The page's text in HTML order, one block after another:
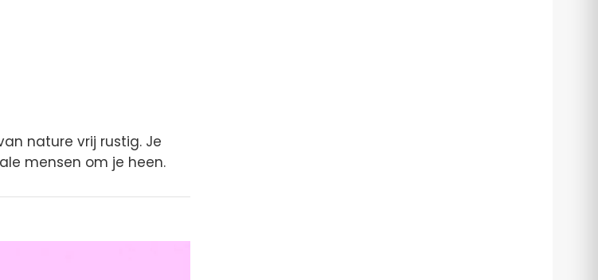
nature vrij rustig. Je
mensen om je heen.